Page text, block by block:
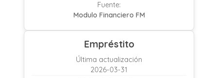
Fuente:
Modulo Financiero FM
Empréstito
Última actualización
2026-03-31